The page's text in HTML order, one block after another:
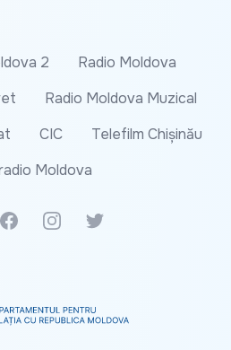
2
Radio Moldova
Radio Moldova Muzical
CIC
Telefilm Chișinău
Moldova
News
FacebookInstagramTwitter